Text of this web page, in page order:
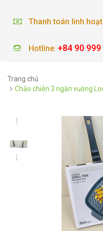
Thanh toán linh hoạt
Hotline: +84 90
Trang chủ
Chảo chiên 3 ngăn vuông